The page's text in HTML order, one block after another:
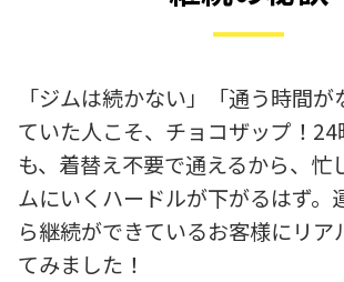
「ジムは続かない」「通う時間が
ていた人こそ、チョコザップ！
も、着替え不要で通えるから、忙
ムにいくハードルが下がるはず。
ら継続ができているお客様にリア
てみました！